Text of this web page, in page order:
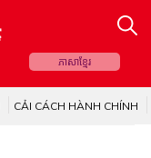
ភាសាខ្មែរ
CẢI CÁCH HÀNH CHÍNH